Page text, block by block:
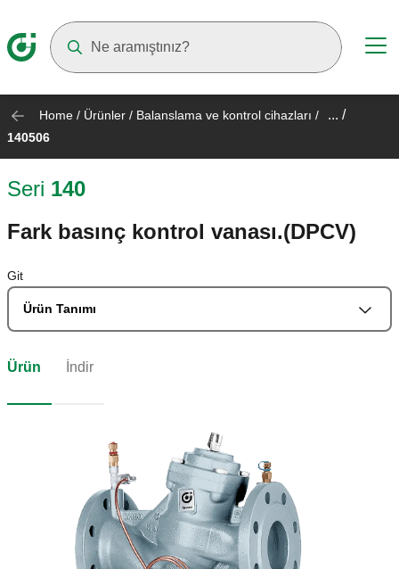
Home / Ürünler / Balanslama ve kontrol cihazları / ... /
140506
Seri 140
Fark basınç kontrol vanası.(DPCV)
Git
Ürün Tanımı
Ürün İndir